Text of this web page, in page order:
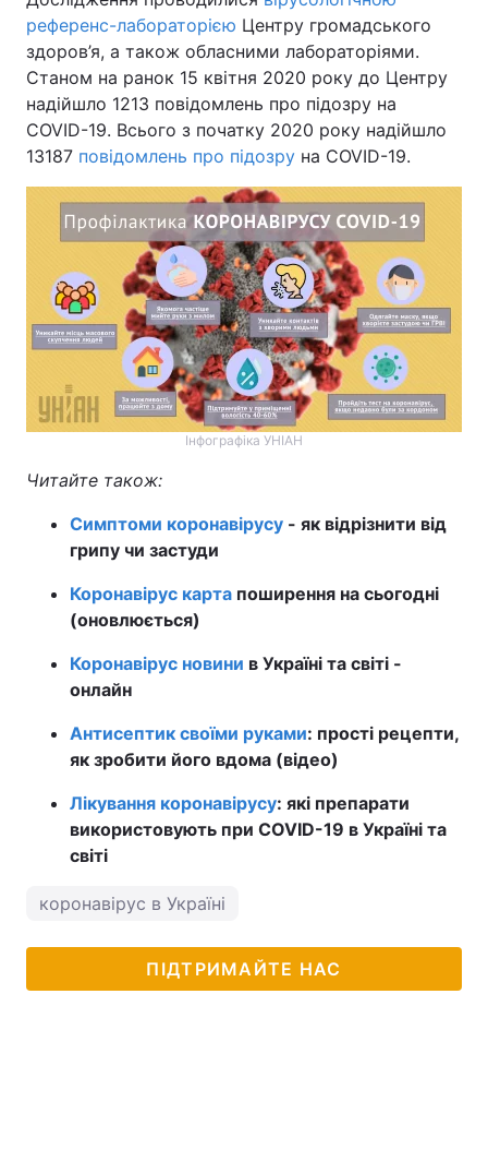
референс-лабораторією Центру громадського
здоров’я, а також обласними лабораторіями.
Станом на ранок 15 квітня 2020 року до Центру
надійшло 1213 повідомлень про підозру на
COVID-19. Всього з початку 2020 року надійшло
13187 повідомлень про підозру на COVID-19.
Інфографіка УНІАН
Читайте також:
Симптоми коронавірусу - як відрізнити від
грипу чи застуди
Коронавірус карта поширення на сьогодні
(оновлюється)
Коронавірус новини в Україні та світі -
онлайн
Антисептик своїми руками: прості рецепти,
як зробити його вдома (відео)
Лікування коронавірусу: які препарати
використовують при COVID-19 в Україні та
світі
коронавірус в Україні
ПІДТРИМАЙТЕ НАС